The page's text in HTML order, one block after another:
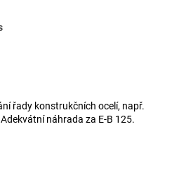
řady konstrukčních ocelí, např.
náhrada za E-B 125.